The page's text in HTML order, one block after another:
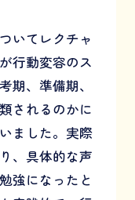
いてレクチャ
行動変容のス
期、準備期、
されるのかに
ました。実際
、具体的な声
強になったと